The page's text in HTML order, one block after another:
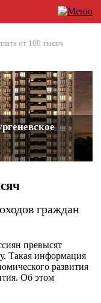
от 100 тысяч
граждан
превысят
Такая информация
развития
Об этом